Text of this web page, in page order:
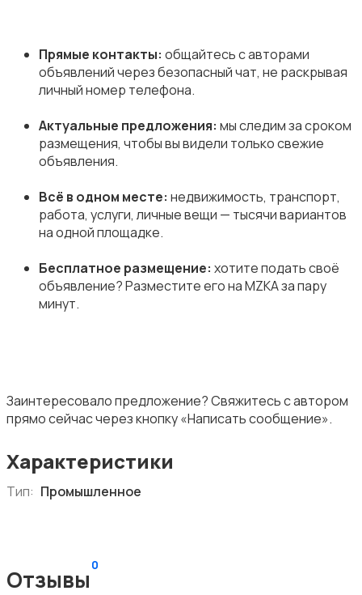
Прямые контакты: общайтесь с авторами
объявлений через безопасный чат, не раскрывая
личный номер телефона.
Актуальные предложения: мы следим за сроком
размещения, чтобы вы видели только свежие
объявления.
Всё в одном месте: недвижимость, транспорт,
работа, услуги, личные вещи — тысячи вариантов
на одной площадке.
Бесплатное размещение: хотите подать своё
объявление? Разместите его на MZKA за пару
минут.
Заинтересовало предложение? Свяжитесь с автором
прямо сейчас через кнопку «Написать сообщение».
Характеристики
Тип: Промышленное
Отзывы
0